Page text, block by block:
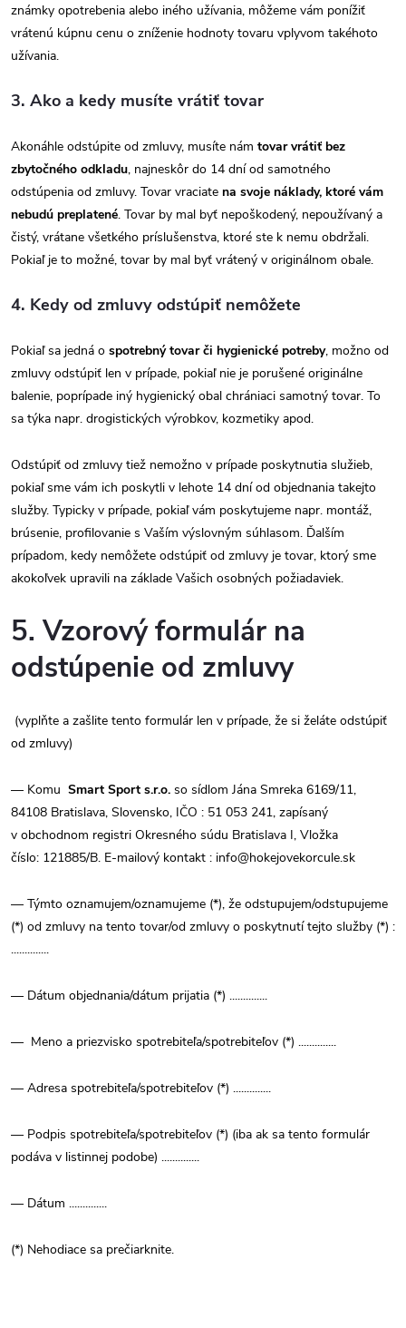
známky opotrebenia alebo iného užívania, môžeme vám ponížiť
vrátenú kúpnu cenu o zníženie hodnoty tovaru vplyvom takéhoto
užívania.
3. Ako a kedy musíte vrátiť tovar
Akonáhle odstúpite od zmluvy, musíte nám tovar vrátiť bez
zbytočného odkladu, najneskôr do 14 dní od samotného
odstúpenia od zmluvy. Tovar vraciate na svoje náklady, ktoré vám
nebudú preplatené. Tovar by mal byť nepoškodený, nepoužívaný a
čistý, vrátane všetkého príslušenstva, ktoré ste k nemu obdržali.
Pokiaľ je to možné, tovar by mal byť vrátený v originálnom obale.
4. Kedy od zmluvy odstúpiť nemôžete
Pokiaľ sa jedná o spotrebný tovar či hygienické potreby, možno od
zmluvy odstúpiť len v prípade, pokiaľ nie je porušené originálne
balenie, poprípade iný hygienický obal chrániaci samotný tovar. To
sa týka napr. drogistických výrobkov, kozmetiky apod.
Odstúpiť od zmluvy tiež nemožno v prípade poskytnutia služieb,
pokiaľ sme vám ich poskytli v lehote 14 dní od objednania takejto
služby. Typicky v prípade, pokiaľ vám poskytujeme napr. montáž,
brúsenie, profilovanie s Vaším výslovným súhlasom. Ďalším
prípadom, kedy nemôžete odstúpiť od zmluvy je tovar, ktorý sme
akokoľvek upravili na základe Vašich osobných požiadaviek.
5. Vzorový formulár na
odstúpenie od zmluvy
(vyplňte a zašlite tento formulár len v prípade, že si želáte odstúpiť
od zmluvy)
— Komu Smart Sport s.r.o. so sídlom Jána Smreka 6169/11,
84108 Bratislava, Slovensko, IČO : 51 053 241, zapísaný
v obchodnom registri Okresného súdu Bratislava I, Vložka
číslo: 121885/B. E-mailový kontakt : info@hokejovekorcule.sk
— Týmto oznamujem/oznamujeme (*), že odstupujem/odstupujeme
(*) od zmluvy na tento tovar/od zmluvy o poskytnutí tejto služby (*) :
..............
— Dátum objednania/dátum prijatia (*) ..............
— Meno a priezvisko spotrebiteľa/spotrebiteľov (*) ..............
— Adresa spotrebiteľa/spotrebiteľov (*) ..............
— Podpis spotrebiteľa/spotrebiteľov (*) (iba ak sa tento formulár
podáva v listinnej podobe) ..............
— Dátum ..............
(*) Nehodiace sa prečiarknite.